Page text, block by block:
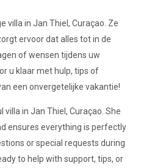
villa in Jan Thiel, Curaçao. Ze
ervoor dat alles tot in de
of wensen tijdens uw
u klaar met hulp, tips of
een onvergetelijke vakantie!
in Jan Thiel, Curaçao. She
ensures everything is perfectly
or special requests during
to help with support, tips, or